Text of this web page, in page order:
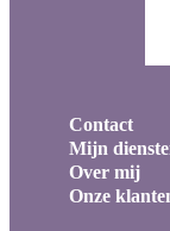
Contact
Mijn
Over mij
Onze